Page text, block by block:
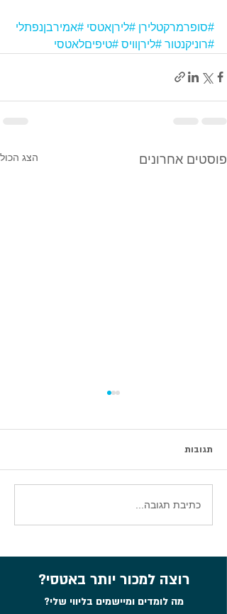
#סופרמרקטלירן #לירןאטסי #אמירבןנפתלי
#רוניקנטור #לירןוויס #טיפיםלאטסי
פוסטים אחרונים הצג הכול
סיכום וובינר עדכוני אטסי 2026
תגובות
כתיבת תגובה...
רוצה למכור יותר באטסי?
מה לומדים ומיישמים בליווי שלי?